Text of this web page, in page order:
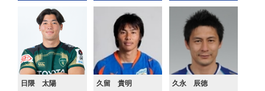
日隈 太陽 久留 貴明 久永 辰徳